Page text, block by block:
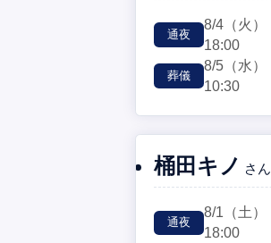
通夜
8/4 （火）
18:00
葬儀
8/5 （水）
10:30
桶田キノ さん
通夜
8/1 （土）
18:00